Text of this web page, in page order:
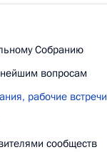
Собранию
вопросам
рабочие встречи
сообществ